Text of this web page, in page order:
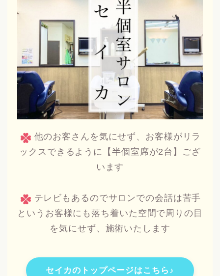
他のお客さんを気にせず、お客様がリラ
ックスできるように【半個室席が2台】ござ
います
テレビもあるのでサロンでの会話は苦手
というお客様にも落ち着いた空間で周りの目
を気にせず、施術いたします
セイカのトップページはこちら♪